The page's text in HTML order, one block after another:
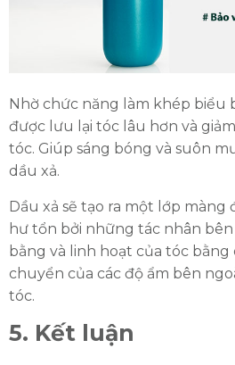
Nhờ chức năng làm khép biểu
được lưu lại tóc lâu hơn và giảm
tóc. Giúp sáng bóng và suôn
dầu xả.
Dầu xả sẽ tạo ra một lớp màng
hư tổn bởi những tác nhân
bằng và linh hoạt của tóc bằng
chuyển của các độ ẩm bên
tóc.
5. Kết luận